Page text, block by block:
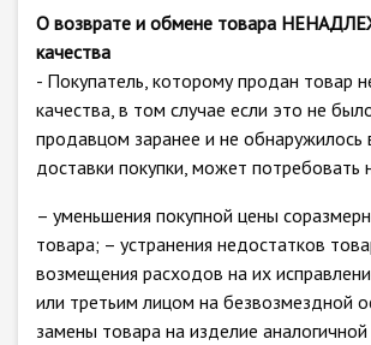
О возврате и обмене товара
качества
- Покупатель, которому продан товар
качества, в том случае если это не
продавцом заранее и не обнаружилось
доставки покупки, может потребовать
– уменьшения покупной цены
товара; – устранения недостатков
возмещения расходов на их
или третьим лицом на безвозмездной
замены товара на изделие